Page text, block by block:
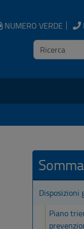
NUMERO VERDE
Disposizioni
Piano